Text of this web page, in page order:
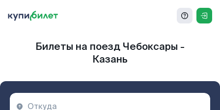
Билеты на поезд Чебоксары -
Казань